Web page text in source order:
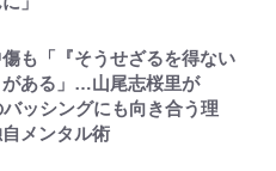
も「『そうせざるを得ない
ある」…山尾志桜里が
ッシングにも向き合う理
メンタル術
な実、ゴリゴリヒール着用
声…ザックリ衣装にも意見
最高すぎ笑｣｢どうやって入
ライトン帰還の三笘薫、同
ケカ”をプレゼント！｢薫の
絵ごと、このジャンルはそ
わりかな」江口寿史が炎上
口毅宏に語ったこと
怒らせて掛ける」魚だっ
アーを追わせて釣りあげる
ング」のオリジナリティ＆
『仮面家族』悠木シュン・
ったら笑わない貴公子様に
ました 第27話(3)
って、あなたが浮気をした
越し物語 サボテン大襲撃